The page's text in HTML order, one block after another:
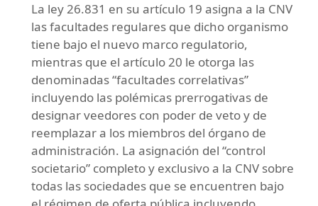
La ley 26.831 en su artículo 19 asigna a la CNV
las facultades regulares que dicho organismo
tiene bajo el nuevo marco regulatorio,
mientras que el artículo 20 le otorga las
denominadas “facultades correlativas”
incluyendo las polémicas prerrogativas de
designar veedores con poder de veto y de
reemplazar a los miembros del órgano de
administración. La asignación del “control
societario” completo y exclusivo a la CNV sobre
todas las sociedades que se encuentren bajo